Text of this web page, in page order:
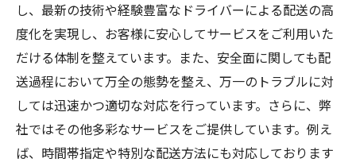
し、最新の技術や経験豊富なドライバーによる配送の高
度化を実現し、お客様に安心してサービスをご利用いた
だける体制を整えています。また、安全面に関しても配
送過程において万全の態勢を整え、万一のトラブルに対
しては迅速かつ適切な対応を行っています。さらに、弊
社ではその他多彩なサービスをご提供しています。例え
ば、時間帯指定や特別な配送方法にも対応しております